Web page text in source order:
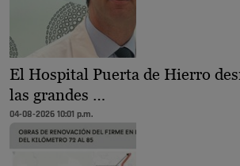
El Hospital Puerta de Hierro
las grandes …
04-08-2026 10:01 p.m.